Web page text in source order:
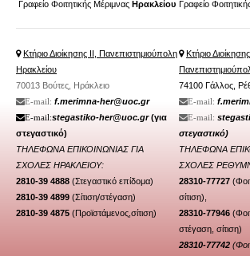
Γραφείο Φοιτητικής Μέριμνας Ηρακλείου
Κτήριο Διοίκησης ΙΙ, Πανεπιστημιούπολη
Ηρακλείου
70013 Βούτες, Ηράκλειο
Ε-mail: f.merimna-her@uoc.gr
Ε-mail:stegastiko-her@uoc.gr(για
στεγαστικό)
ΤΗΛΕΦΩΝΑ ΕΠΙΚΟΙΝΩΝΙΑΣ ΓΙΑ
ΣΧΟΛΕΣ ΗΡΑΚΛΕΙΟΥ:
2810-39 4888 (Στεγαστικό επίδομα)
2810-39 4899 (Σίτιση/στέγαση)
2810-39 4875 (Προϊστάμενος,σίτιση)
Γραφείο
Κτήριο
74100 Γάλλος,
Ε-mail:
Ε-mail:
στεγαστικό)
ΤΗΛΕΦΩΝΑ
ΣΧΟΛΕΣ
28310-77727
σίτιση),
28310-77946 (
στέγαση , σίτιση)
28310-77742